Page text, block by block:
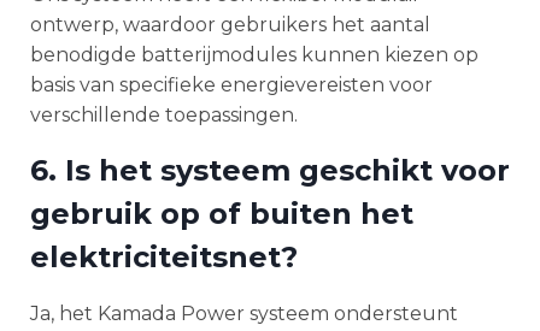
ontwerp, waardoor gebruikers het aantal
benodigde batterijmodules kunnen kiezen op
basis van specifieke energievereisten voor
verschillende toepassingen.
6. Is het systeem geschikt voor
gebruik op of buiten het
elektriciteitsnet?
Ja, het Kamada Power systeem ondersteunt